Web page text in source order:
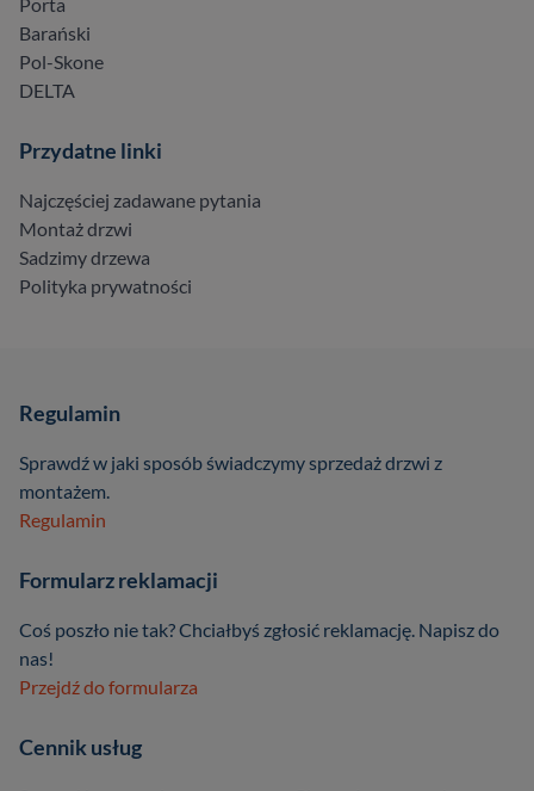
Barański
Pol-Skone
DELTA
Przydatne linki
Najczęściej zadawane pytania
Montaż drzwi
Sadzimy drzewa
Polityka prywatności
Regulamin
Sprawdź w jaki sposób świadczymy sprzedaż drzwi z
montażem.
Regulamin
Formularz reklamacji
Coś poszło nie tak? Chciałbyś zgłosić reklamację. Napisz do
nas!
Przejdź do formularza
Cennik usług